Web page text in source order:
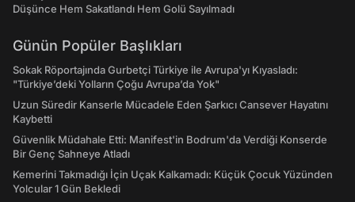
Düşünce Hem Sakatlandı Hem Golü Sayılmadı
Günün Popüler Başlıkları
Sokak Röportajında Gurbetçi Türkiye ile Avrupa'yı Kıyasladı:
"Türkiye’deki Yolların Çoğu Avrupa’da Yok"
Uzun Süredir Kanserle Mücadele Eden Şarkıcı Cansever Hayatını
Kaybetti
Güvenlik Müdahale Etti: Manifest'in Bodrum'da Verdiği Konserde
Bir Genç Sahneye Atladı
Kemerini Takmadığı İçin Uçak Kalkamadı: Küçük Çocuk Yüzünden
Yolcular 1 Gün Bekledi